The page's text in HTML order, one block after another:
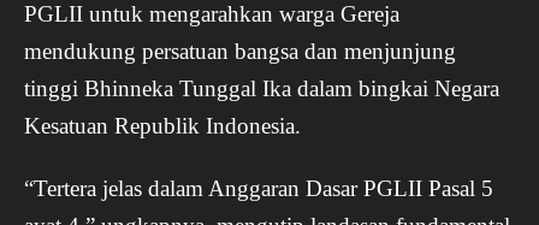
PGLII untuk mengarahkan warga Gereja
mendukung persatuan bangsa dan menjunjung
tinggi Bhinneka Tunggal Ika dalam bingkai Negara
Kesatuan Republik Indonesia.
“Tertera jelas dalam Anggaran Dasar PGLII Pasal 5